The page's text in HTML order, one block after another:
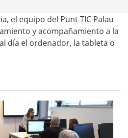
el equipo del Punt TIC Palau
y acompañamiento a la
día el ordenador, la tableta o